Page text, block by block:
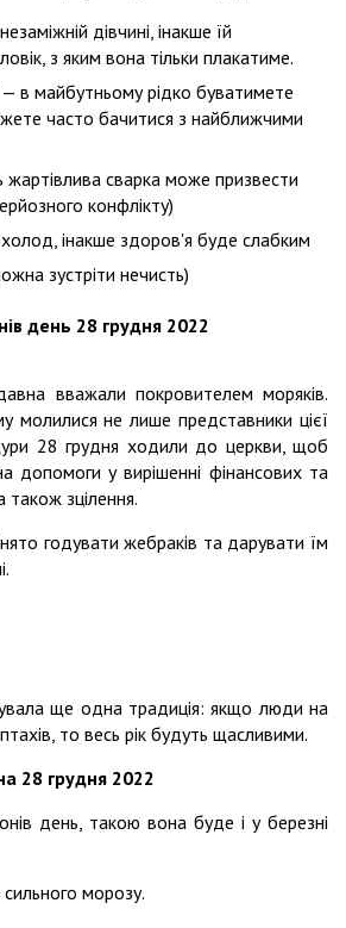
дівчині, інакше їй
з яким вона тільки плакатиме.
— в майбутньому рідко буватимете
часто бачитися з найближчими
жартівлива сварка може призвести
конфлікту)
інакше здоров'я буде слабким
зустріти нечисть)
день 28 грудня 2022
вважали покровителем моряків.
молилися не лише представники цієї
28 грудня ходили до церкви, щоб
допомоги у вирішенні фінансових та
зцілення.
годувати жебраків та дарувати їм
ще одна традиція: якщо люди на
то весь рік будуть щасливими.
28 грудня 2022
день, такою вона буде і у березні
морозу.